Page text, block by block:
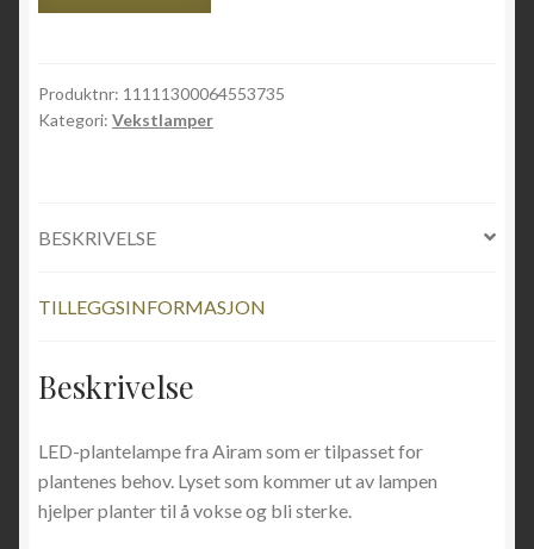
Produktnr: 11111300064553735
Kategori: Vekstlamper
BESKRIVELSE
TILLEGGSINFORMASJON
Beskrivelse
LED-plantelampe fra Airam som er tilpasset for
plantenes behov. Lyset som kommer ut av lampen
hjelper planter til å vokse og bli sterke.